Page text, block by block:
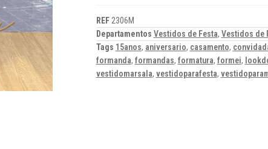
REF 2306M
Departamentos Vestidos de Festa, Vestidos de
Tags 15anos, aniversario, casamento,
formanda, formandas, formatura, formei,
vestidomarsala, vestidoparafesta,